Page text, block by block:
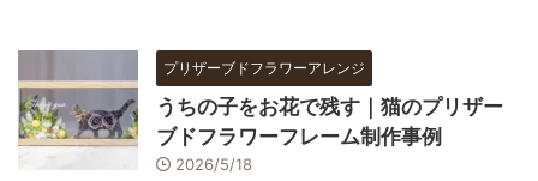
プリザーブドフラワーアレンジ
うちの子をお花で残す｜猫のプリザー
ブドフラワーフレーム制作事例
2026/5/18